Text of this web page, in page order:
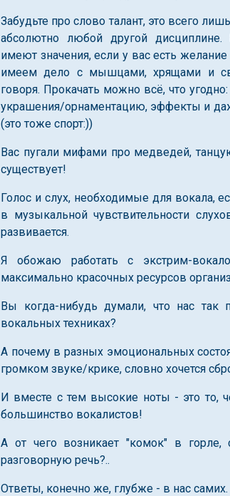
Забудьте про слово талант, это всего
абсолютно любой другой
имеют значения, если у вас есть
имеем дело с мышцами, хрящами и
говоря. Прокачать можно всё, что
украшения/орнаментацию, эффекты и
(это тоже спорт:))
Вас пугали мифами про медведей,
существует!
Голос и слух, необходимые для вокала,
в музыкальной чувствительности
развивается.
Я обожаю работать с экстрим-
максимально красочных ресурсов
Вы когда-нибудь думали, что нас так
вокальных техниках?
А почему в разных эмоциональных
громком звуке/крике, словно хочется
И вместе с тем высокие ноты - это то,
большинство вокалистов!
А от чего возникает "комок" в
разговорную речь?..
Ответы, конечно же, глубже - в нас самих.